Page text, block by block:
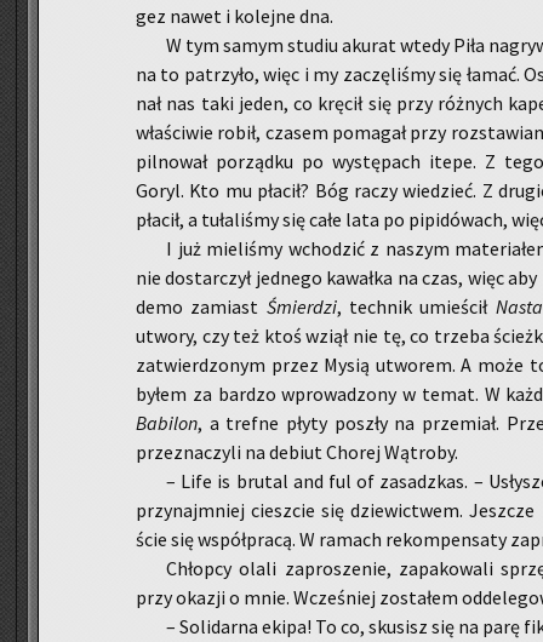
gez nawet i ko­lej­ne dna.
W tym samym stu­diu aku­rat wtedy Piła
na to pa­trzy­ło, więc i my za­czę­li­śmy się łamać.
nał nas taki jeden, co krę­cił się przy róż­nych
wła­ści­wie robił, cza­sem po­ma­gał przy
pil­no­wał po­rząd­ku po wy­stę­pach itepe. Z
Goryl. Kto mu pła­cił? Bóg raczy wie­dzieć. Z
pła­cił, a tu­ła­li­śmy się całe lata po pi­pi­dó­wach,
I już mie­li­śmy wcho­dzić z na­szym
nie do­star­czył jed­ne­go ka­wał­ka na czas, więc
demo za­miast Śmier­dzi, tech­nik umie­ścił
utwo­ry, czy też ktoś wziął nie tę, co trze­ba
za­twier­dzo­nym przez Mysią utwo­rem. A może
byłem za bar­dzo wpro­wa­dzo­ny w temat. W
Ba­bi­lon, a tref­ne płyty po­szły na prze­miał.
prze­zna­czy­li na de­biut Cho­rej Wą­tro­by.
– Life is bru­tal and ful of za­sadz­kas. –
przy­naj­mniej ciesz­cie się dzie­wic­twem.
ście się współ­pra­cą. W ra­mach re­kom­pen­sa­ty
Chłop­cy olali za­pro­sze­nie, za­pa­ko­wa­li
przy oka­zji o mnie. Wcze­śniej zo­sta­łem
– So­li­dar­na ekipa! To co, sku­sisz się na parę